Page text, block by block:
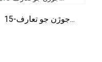
15-جوڙن جو تعارف...